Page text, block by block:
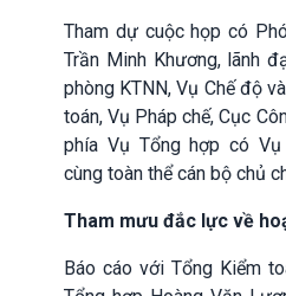
Tham dự cuộc họp có
Trần Minh Khương, lãnh
phòng KTNN, Vụ Chế độ
toán, Vụ Pháp chế, Cục
phía Vụ Tổng hợp có
cùng toàn thể cán bộ chủ
Tham mưu đắc lực về
Báo cáo với Tổng Kiểm